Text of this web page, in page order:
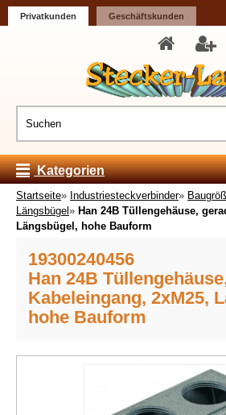
Privatkunden Geschäftskunden
Kategorien
Startseite» Industriesteckverbinder»
Längsbügel » Han 24B Tüllengehäuse,
Längsbügel, hohe Bauform
19300240456
Han 24B
Kabeleingang, 2xM25,
hohe Bauform